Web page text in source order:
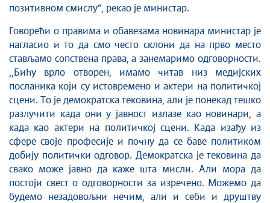
позитивном смислу“, рекао је министар.
Говорећи о правима и обавезама новинара министар је
нагласио и то да смо често склони да на прво место
стављамо сопствена права, а занемаримо одговорности.
,,Бићу врло отворен, имамо читав низ медијских
посланика који су истовремено и актери на политичкој
сцени. То је демократска тековина, али је понекад тешко
разлучити када они у јавност излазе као новинари, а
када као актери на политичкој сцени. Када изађу из
сфере своје професије и почну да се баве политиком
добију политички одговор. Демократска је тековина да
свако може јавно да каже шта мисли. Али мора да
постоји свест о одговорности за изречено. Можемо да
будемо незадовољни нечим, али и себи и друштву